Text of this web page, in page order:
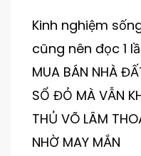
Kinh nghiệm
cũng nên đọc 1
MUA BÁN NHÀ
SỔ ĐỎ MÀ VẪN
THỦ VÕ LÂM
NHỜ MAY MẮN